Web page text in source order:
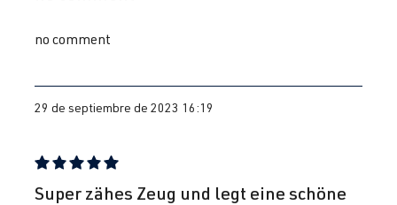
no comment
29 de septiembre de 2023 16:19
Reseña con calificación de 5 de 5 estrellas
Super zähes Zeug und legt eine schöne